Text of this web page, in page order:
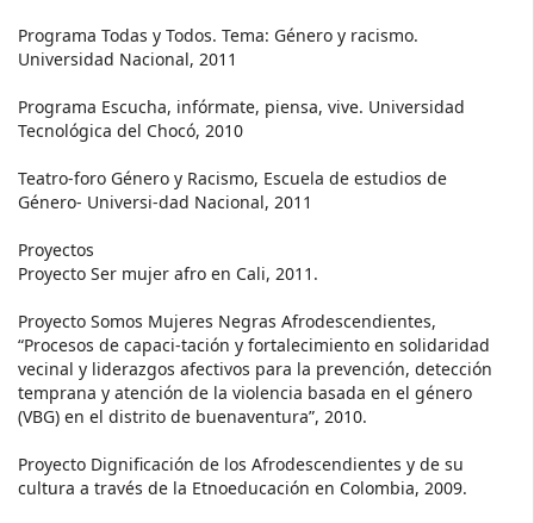
Programa Todas y Todos. Tema: Género y racismo.
Universidad Nacional, 2011
Programa Escucha, infórmate, piensa, vive. Universidad
Tecnológica del Chocó, 2010
Teatro-foro Género y Racismo, Escuela de estudios de
Género- Universi-dad Nacional, 2011
Proyectos
Proyecto Ser mujer afro en Cali, 2011.
Proyecto Somos Mujeres Negras Afrodescendientes,
“Procesos de capaci-tación y fortalecimiento en solidaridad
vecinal y liderazgos afectivos para la prevención, detección
temprana y atención de la violencia basada en el género
(VBG) en el distrito de buenaventura”, 2010.
Proyecto Dignificación de los Afrodescendientes y de su
cultura a través de la Etnoeducación en Colombia, 2009.